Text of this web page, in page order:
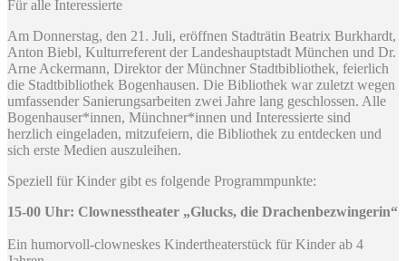
Für alle Interessierte
Am Donnerstag, den 21. Juli, eröffnen Stadträtin Beatrix Burkhardt,
Anton Biebl, Kulturreferent der Landeshauptstadt München und Dr.
Arne Ackermann, Direktor der Münchner Stadtbibliothek, feierlich
die Stadtbibliothek Bogenhausen. Die Bibliothek war zuletzt wegen
umfassender Sanierungsarbeiten zwei Jahre lang geschlossen. Alle
Bogenhauser*innen, Münchner*innen und Interessierte sind
herzlich eingeladen, mitzufeiern, die Bibliothek zu entdecken und
sich erste Medien auszuleihen.
Speziell für Kinder gibt es folgende Programmpunkte:
15-00 Uhr: Clownesstheater „Glucks, die Drachenbezwingerin“
Ein humorvoll-clowneskes Kindertheaterstück für Kinder ab 4